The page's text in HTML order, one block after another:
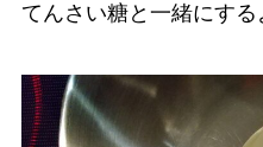
てんさい糖と一緒にする